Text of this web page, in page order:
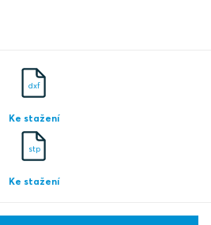
dxf
Ke stažení
stp
Ke stažení